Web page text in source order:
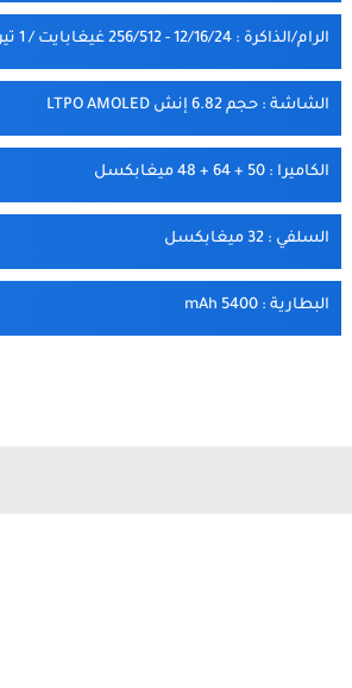
الرام/الذاكرة : 12/16/24 - 256/512 غيغابايت / 1 تيرابايت
الشاشة : حجم 6.82 إنش LTPO AMOLED
الكاميرا : 50 + 64 + 48 ميغابكسل
السلفي : 32 ميغابكسل
البطارية : 5400 mAh